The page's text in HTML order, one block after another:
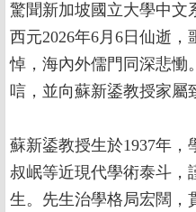
驚聞新加坡國立大學中文
西元2026年6月6日仙逝
悼，海內外儒門同深悲慟
唁，並向蘇新鋈教授家屬
蘇新鋈教授生於1937年
叔岷等近現代學術泰斗，
生。先生治學格局宏闊，